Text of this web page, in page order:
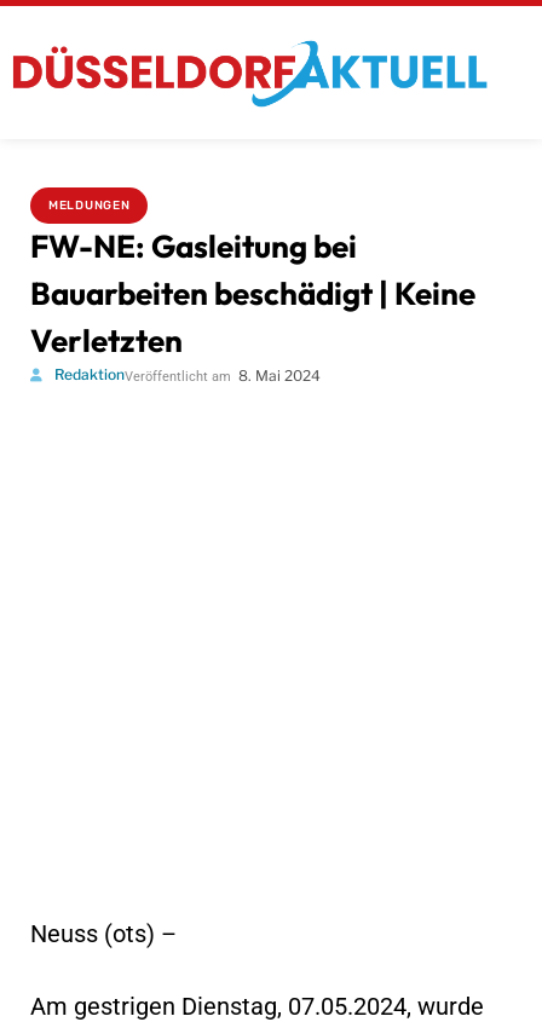
MELDUNGEN
FW-NE: Gasleitung bei
Bauarbeiten beschädigt | Keine
Verletzten
RedaktionVeröffentlicht am 8. Mai 2024
Neuss (ots) –
Am gestrigen Dienstag, 07.05.2024, wurde